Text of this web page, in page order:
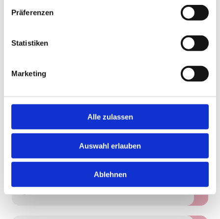
Präferenzen
Statistiken
Marketing
Alle zulassen
Auswahl erlauben
Ablehnen
Neu!
Neu! Erkelenz
Pflegefachkraft (m/w/d) - Werde
Teil unseres Teams!
CareTeam GmbH Erkelenz
Neu!